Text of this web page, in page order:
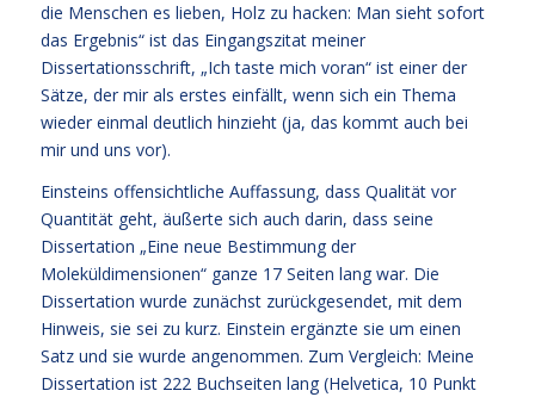
die Menschen es lieben, Holz zu hacken: Man sieht sofort
das Ergebnis“ ist das Eingangszitat meiner
Dissertationsschrift, „Ich taste mich voran“ ist einer der
Sätze, der mir als erstes einfällt, wenn sich ein Thema
wieder einmal deutlich hinzieht (ja, das kommt auch bei
mir und uns vor).
Einsteins offensichtliche Auffassung, dass Qualität vor
Quantität geht, äußerte sich auch darin, dass seine
Dissertation „Eine neue Bestimmung der
Moleküldimensionen“ ganze 17 Seiten lang war. Die
Dissertation wurde zunächst zurückgesendet, mit dem
Hinweis, sie sei zu kurz. Einstein ergänzte sie um einen
Satz und sie wurde angenommen. Zum Vergleich: Meine
Dissertation ist 222 Buchseiten lang (Helvetica, 10 Punkt